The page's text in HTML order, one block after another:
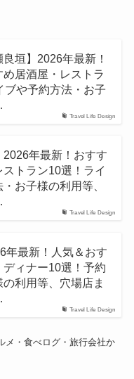
Travel Life Design
良垣】2026年最新！
め居酒屋・レストラ
ブや予約方法・お子
Travel Life Design
2026年最新！おすす
トラン10選！ライ
お子様の利用等、
Travel Life Design
年最新！人気＆おす
ィナー10選！予約
利用等、穴場店ま
メ・食べログ・旅行会社か